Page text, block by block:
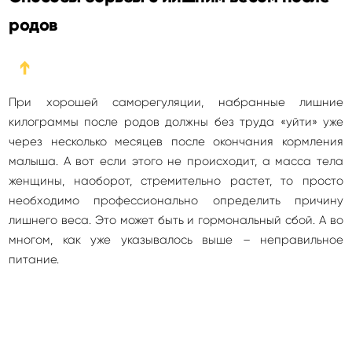
родов
➔
При хорошей саморегуляции, набранные лишние
килограммы после родов должны без труда «уйти» уже
через несколько месяцев после окончания кормления
малыша. А вот если этого не происходит, а масса тела
женщины, наоборот, стремительно растет, то просто
необходимо профессионально определить причину
лишнего веса. Это может быть и гормональный сбой. А во
многом, как уже указывалось выше – неправильное
питание.